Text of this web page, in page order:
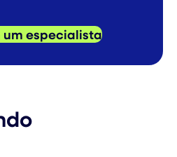
um especialista